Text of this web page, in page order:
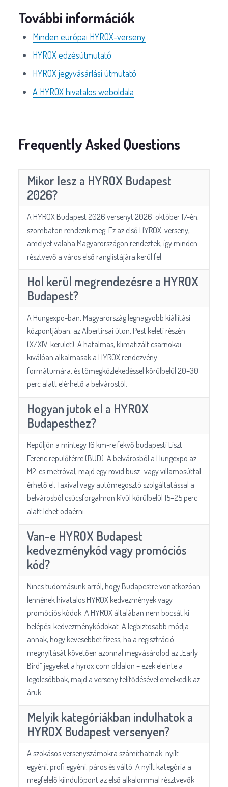
További információk
Minden európai HYROX-verseny
HYROX edzésútmutató
HYROX jegyvásárlási útmutató
A HYROX hivatalos weboldala
Frequently Asked Questions
Mikor lesz a HYROX Budapest
2026?
A HYROX Budapest 2026 versenyt 2026. október 17-én,
szombaton rendezik meg. Ez az első HYROX-verseny,
amelyet valaha Magyarországon rendeztek, így minden
résztvevő a város első ranglistájára kerül fel.
Hol kerül megrendezésre a HYROX
Budapest?
A Hungexpo-ban, Magyarország legnagyobb kiállítási
központjában, az Albertirsai úton, Pest keleti részén
(X/XIV. kerület). A hatalmas, klimatizált csarnokai
kiválóan alkalmasak a HYROX rendezvény
formátumára, és tömegközlekedéssel körülbelül 20–30
perc alatt elérhető a belvárostól.
Hogyan jutok el a HYROX
Budapesthez?
Repüljön a mintegy 16 km-re fekvő budapesti Liszt
Ferenc repülőtérre (BUD). A belvárosból a Hungexpo az
M2-es metróval, majd egy rövid busz- vagy villamosúttal
érhető el. Taxival vagy autómegosztó szolgáltatással a
belvárosból csúcsforgalmon kívül körülbelül 15–25 perc
alatt lehet odaérni.
Van-e HYROX Budapest
kedvezménykód vagy promóciós
kód?
Nincs tudomásunk arról, hogy Budapestre vonatkozóan
lennének hivatalos HYROX kedvezmények vagy
promóciós kódok. A HYROX általában nem bocsát ki
belépési kedvezménykódokat. A legbiztosabb módja
annak, hogy kevesebbet fizess, ha a regisztráció
megnyitását követően azonnal megvásárolod az „Early
Bird” jegyeket a hyrox.com oldalon – ezek eleinte a
legolcsóbbak, majd a verseny telítődésével emelkedik az
áruk.
Melyik kategóriákban indulhatok a
HYROX Budapest versenyen?
A szokásos versenyszámokra számíthatnak: nyílt
egyéni, profi egyéni, páros és váltó. A nyílt kategória a
megfelelő kiindulópont az első alkalommal résztvevők